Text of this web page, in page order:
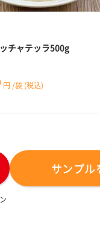
チャテッラ500g
円 /袋 (税込)
サンプル